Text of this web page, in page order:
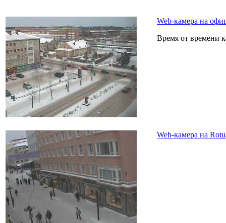
Web-камера на
Время от времени
Web-камера на